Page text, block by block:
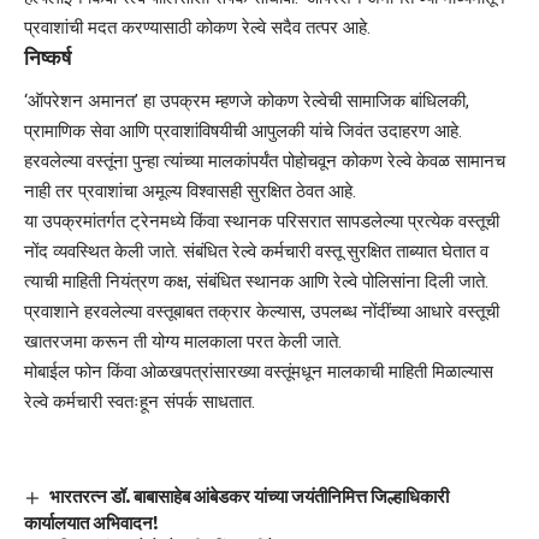
प्रवाशांची मदत करण्यासाठी कोकण रेल्वे सदैव तत्पर आहे.
निष्कर्ष
‘ऑपरेशन अमानत’ हा उपक्रम म्हणजे कोकण रेल्वेची सामाजिक बांधिलकी,
प्रामाणिक सेवा आणि प्रवाशांविषयीची आपुलकी यांचे जिवंत उदाहरण आहे.
हरवलेल्या वस्तूंना पुन्हा त्यांच्या मालकांपर्यंत पोहोचवून कोकण रेल्वे केवळ सामानच
नाही तर प्रवाशांचा अमूल्य विश्वासही सुरक्षित ठेवत आहे.
या उपक्रमांतर्गत ट्रेनमध्ये किंवा स्थानक परिसरात सापडलेल्या प्रत्येक वस्तूची
नोंद व्यवस्थित केली जाते. संबंधित रेल्वे कर्मचारी वस्तू सुरक्षित ताब्यात घेतात व
त्याची माहिती नियंत्रण कक्ष, संबंधित स्थानक आणि रेल्वे पोलिसांना दिली जाते.
प्रवाशाने हरवलेल्या वस्तूबाबत तक्रार केल्यास, उपलब्ध नोंदींच्या आधारे वस्तूची
खातरजमा करून ती योग्य मालकाला परत केली जाते.
मोबाईल फोन किंवा ओळखपत्रांसारख्या वस्तूंमधून मालकाची माहिती मिळाल्यास
रेल्वे कर्मचारी स्वतःहून संपर्क साधतात.
भारतरत्न डॉ. बाबासाहेब आंबेडकर यांच्या जयंतीनिमित्त जिल्हाधिकारी
कार्यालयात अभिवादन!